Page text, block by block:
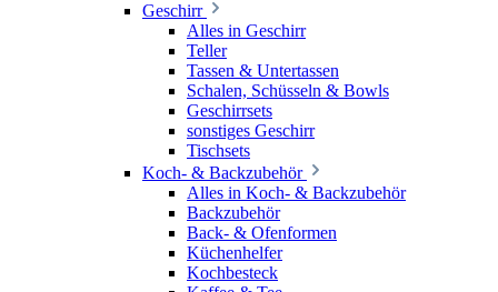
Geschirr
Alles in Geschirr
Teller
Tassen & Untertassen
Schalen, Schüsseln & Bowls
Geschirrsets
sonstiges Geschirr
Tischsets
Koch- & Backzubehör
Alles in Koch- & Backzubehör
Backzubehör
Back- & Ofenformen
Küchenhelfer
Kochbesteck